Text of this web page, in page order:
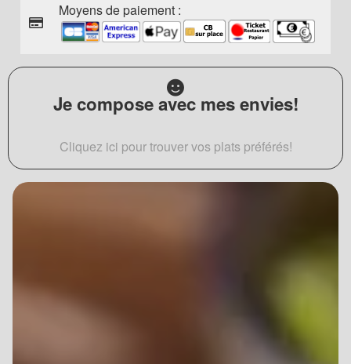
Moyens de paiement :
Je compose avec mes envies!
Cliquez ici pour trouver vos plats préférés!